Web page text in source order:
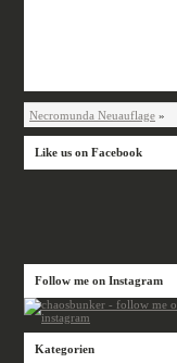
Necromunda Neuauflage »
Like us on Facebook
Follow me on Instagram
Kategorien